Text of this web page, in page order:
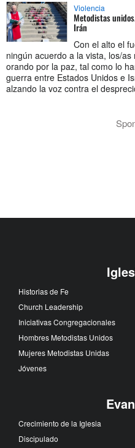
Violencia
Metodistas
Irán
Con el alto el
ningún acuerdo a la vista, los/
orando por la paz, tal como lo
guerra entre Estados Unidos e
alzando la voz contra el
Historias de Fe
Church Leadership
Iniciativas Congregacionales
Hombres Metodistas Unidos
Mujeres Metodistas Unidas
Jóvenes
Crecimiento de la Iglesia
Discipulado